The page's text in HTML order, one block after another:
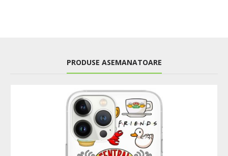
PRODUSE ASEMANATOARE